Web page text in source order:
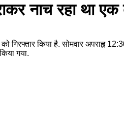
नाच रहा था एक
किया है. सोमवार अपराह्न
गया.